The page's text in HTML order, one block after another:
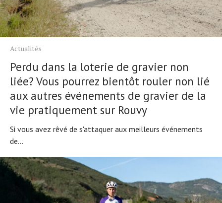
Actualités
Perdu dans la loterie de gravier non
liée? Vous pourrez bientôt rouler non lié
aux autres événements de gravier de la
vie pratiquement sur Rouvy
Si vous avez rêvé de s'attaquer aux meilleurs événements
de...